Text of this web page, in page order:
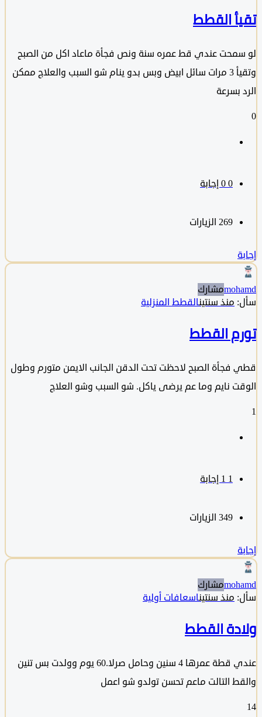
القطط
عندي قط عمره سنة ونص فجأة ماعاد اكل من الصبح
وتقيأ 3 مرات سائل ابيض وبس بدو ينام شو السبب والعلاج ممكن
بسرعة
269 الزيارات
مشارك
منذ سنتين القطط المنزلية
القطط
الصبح لاحظت تحت الدقن الجانب الايمن متورم وطول
نايم وما عم يرضى ياكل. شو السبب وشو العلاج
349 الزيارات
مشارك
منذ سنتين اسعافات أولية
القطط
عندي قطة عمرها 4 سنين وحامل صرلا.60 يوم وولدت بس تنين
التالت ماعم تحسن تولدو شو اعمل